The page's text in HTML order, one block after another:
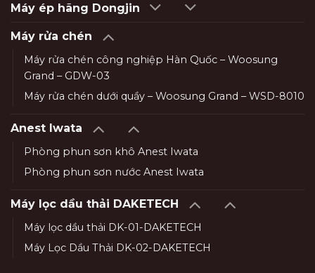
Máy ép hãng Dongjin
Máy rửa chén
Máy rửa chén công nghiệp Hàn Quốc – Woosung
Grand – GDW-03
Máy rửa chén dưới quầy – Woosung Grand – WSD-8010
Anest Iwata
Phòng phun sơn khô Anest Iwata
Phòng phun sơn nước Anest Iwata
Máy lọc dầu thải DAKETECH
Máy lọc dầu thải DK-01-DAKETECH
Máy Lọc Dầu Thải DK-02-DAKETECH